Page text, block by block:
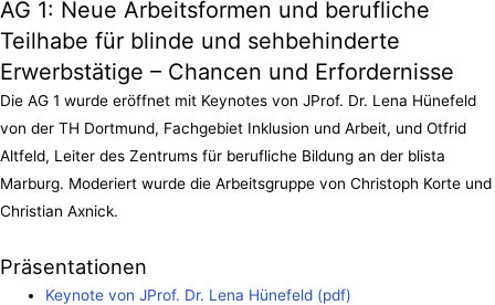
AG 1: Neue Arbeitsformen und berufliche
Teilhabe für blinde und sehbehinderte
Erwerbstätige – Chancen und Erfordernisse
Die AG 1 wurde eröffnet mit Keynotes von JProf. Dr. Lena Hünefeld
von der TH Dortmund, Fachgebiet Inklusion und Arbeit, und Otfrid
Altfeld, Leiter des Zentrums für berufliche Bildung an der blista
Marburg. Moderiert wurde die Arbeitsgruppe von Christoph Korte und
Christian Axnick.
Präsentationen
Keynote von JProf. Dr. Lena Hünefeld (pdf)